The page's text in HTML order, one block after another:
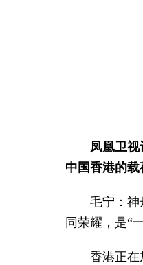
凤凰卫
中国香港的
毛宁：神
同荣耀，是“
香港正在